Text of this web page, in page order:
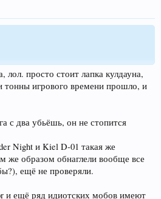
лол. просто стоит лапка кулдауна,
тонны игрового времени прошло, и
с два убьёшь, он не стопится
Night и Kiel D-01 такая же
же образом обнаглели вообще все
ещё не проверяли.
и ещё ряд идиотских мобов имеют